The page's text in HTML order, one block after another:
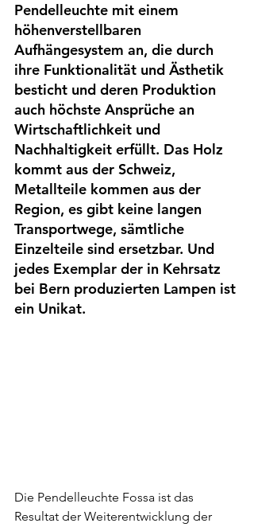
Pendelleuchte mit einem
höhenverstellbaren
Aufhängesystem an, die durch
ihre Funktionalität und Ästhetik
besticht und deren Produktion
auch höchste Ansprüche an
Wirtschaftlichkeit und
Nachhaltigkeit erfüllt. Das Holz
kommt aus der Schweiz,
Metallteile kommen aus der
Region, es gibt keine langen
Transportwege, sämtliche
Einzelteile sind ersetzbar. Und
jedes Exemplar der in Kehrsatz
bei Bern produzierten Lampen ist
ein Unikat.
Die Pendelleuchte Fossa ist das
Resultat der Weiterentwicklung der